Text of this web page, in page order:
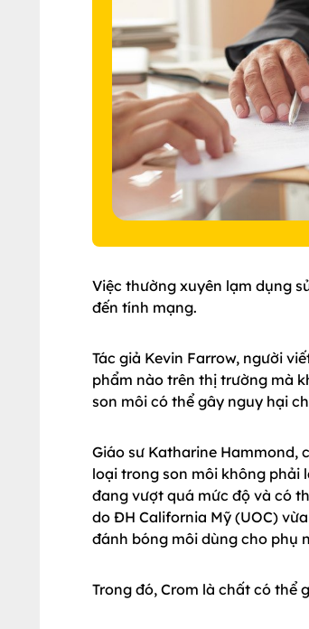
Việc thường xuyên lạm dụng
đến tính mạng.
Tác giả Kevin Farrow, người
phẩm nào trên thị trường mà
son môi có thể gây nguy hại
Giáo sư Katharine Hammond,
loại trong son môi không phải
đang vượt quá mức độ và có
do ĐH California Mỹ (UOC)
đánh bóng môi dùng cho phụ
Trong đó, Crom là chất có thể